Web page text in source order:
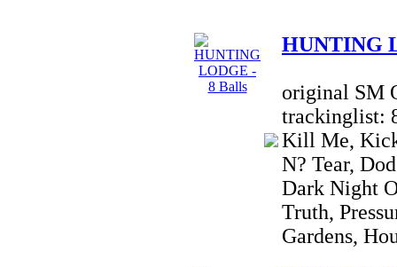
HUNTING
original SM
trackinglist:
Kill Me,
N? Tear,
Dark Night
Truth,
Gardens,